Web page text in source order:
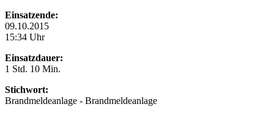
Einsatzende:
09.10.2015
15:34 Uhr
Einsatzdauer:
1 Std. 10 Min.
Stichwort:
Brandmeldeanlage - Brandmeldeanlage